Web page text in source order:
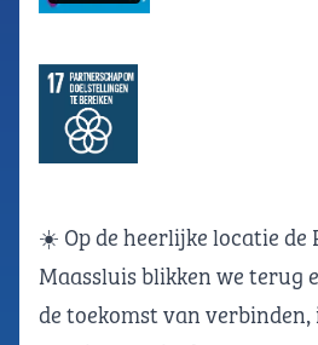
☀️ Op de heerlijke locatie de
Maassluis blikken we terug
de toekomst van